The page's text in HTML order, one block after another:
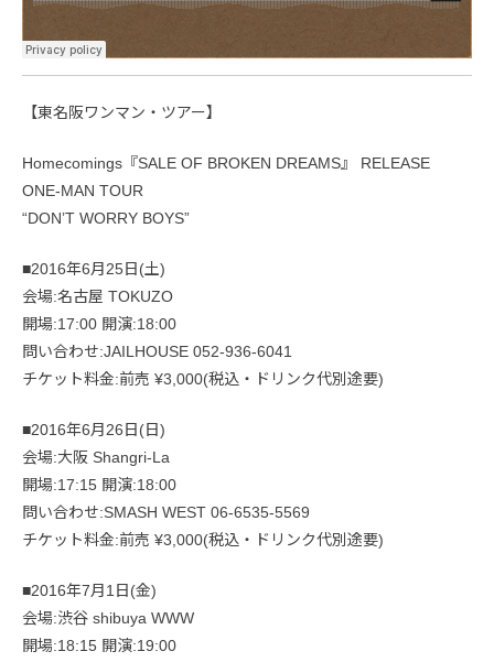
【東名阪ワンマン・ツアー】
Homecomings『SALE OF BROKEN DREAMS』 RELEASE
ONE-MAN TOUR
“DON’T WORRY BOYS”
■2016年6月25日(土)
会場:名古屋 TOKUZO
開場:17:00 開演:18:00
問い合わせ:JAILHOUSE 052-936-6041
チケット料金:前売 ¥3,000(税込・ドリンク代別途要)
■2016年6月26日(日)
会場:大阪 Shangri-La
開場:17:15 開演:18:00
問い合わせ:SMASH WEST 06-6535-5569
チケット料金:前売 ¥3,000(税込・ドリンク代別途要)
■2016年7月1日(金)
会場:渋谷 shibuya WWW
開場:18:15 開演:19:00